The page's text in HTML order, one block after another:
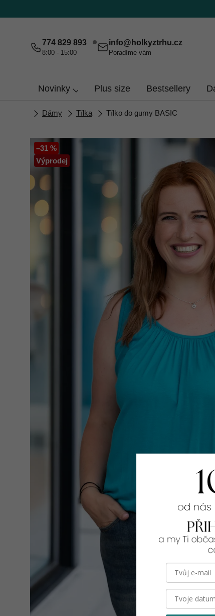
na
774 829 893
8:00 - 15:00
info@ holkyztrhu.cz
Poradíme vám
Novinky Plus size Bestsellery
DomůDámy Tílka Tílko do gumy BASIC
Výprodej
–31 %